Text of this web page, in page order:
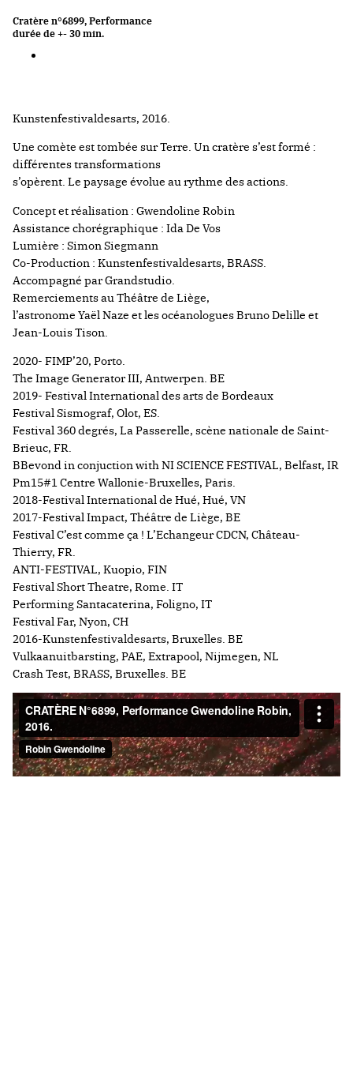
Cratère n°6899, Performance
durée de +- 30 min.
Kunstenfestivaldesarts, 2016.
Une comète est tombée sur Terre. Un cratère s’est formé :
différentes transformations
s’opèrent. Le paysage évolue au rythme des actions.
Concept et réalisation : Gwendoline Robin
Assistance chorégraphique : Ida De Vos
Lumière : Simon Siegmann
Co-Production : Kunstenfestivaldesarts, BRASS.
Accompagné par Grandstudio.
Remerciements au Théâtre de Liège,
l’astronome Yaël Naze et les océanologues Bruno Delille et
Jean-Louis Tison.
2020- FIMP’20, Porto.
The Image Generator III, Antwerpen. BE
2019- Festival International des arts de Bordeaux
Festival Sismograf, Olot, ES.
Festival 360 degrés, La Passerelle, scène nationale de Saint-
Brieuc, FR.
BBevond in conjuction with NI SCIENCE FESTIVAL, Belfast, IR
Pm15#1 Centre Wallonie-Bruxelles, Paris.
2018-Festival International de Hué, Hué, VN
2017-Festival Impact, Théâtre de Liège, BE
Festival C’est comme ça ! L’Echangeur CDCN, Château-
Thierry, FR.
ANTI-FESTIVAL, Kuopio, FIN
Festival Short Theatre, Rome. IT
Performing Santacaterina, Foligno, IT
Festival Far, Nyon, CH
2016-Kunstenfestivaldesarts, Bruxelles. BE
Vulkaanuitbarsting, PAE, Extrapool, Nijmegen, NL
Crash Test, BRASS, Bruxelles. BE